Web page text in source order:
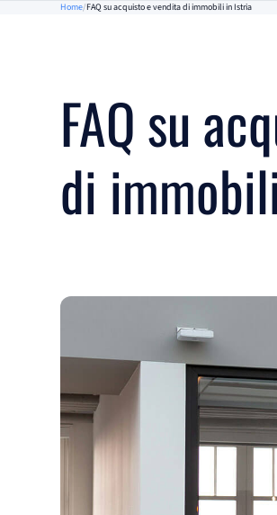
Home FAQ su acquisto e vendita di immobili in Istria
FAQ su
di